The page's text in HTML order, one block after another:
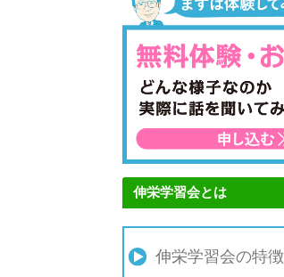
伸栄学習会とは
伸栄学習会の特徴